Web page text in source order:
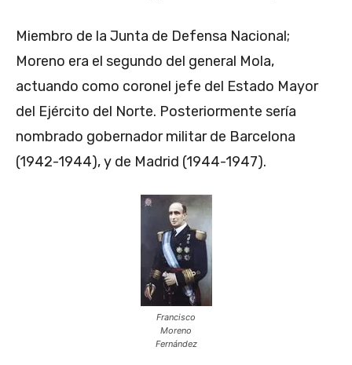
Miembro de la Junta de Defensa Nacional;
Moreno era el segundo del general Mola,
actuando como coronel jefe del Estado Mayor
del Ejército del Norte. Posteriormente sería
nombrado gobernador militar de Barcelona
(1942-1944), y de Madrid (1944-1947).
Francisco
Moreno
Fernández